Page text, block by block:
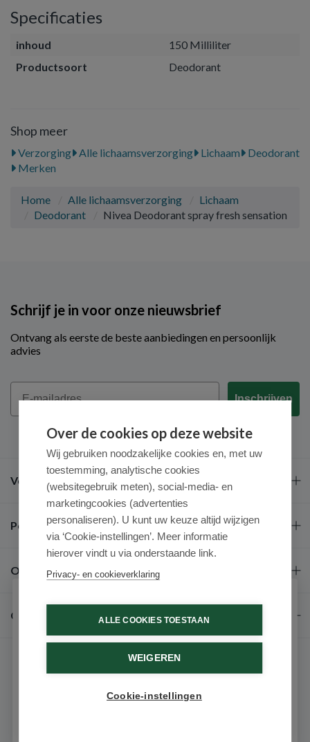
Specificaties
inhoud
150 Milliliter
Productsoort
Deodorant
Shop meer
Verzorging Alle lichaamsverzorging Lichaam
Deodorant
Merken
Home Alle lichaamsverzorging
Lichaam
Deodorant
Nivea Deodorant spray fresh sensation
Schrijf je in voor onze nieuwsbrief
Ontvang als eerste de beste aanbiedingen en persoonlijk
advies
Email
Inschrijven
Veel gestelde vragen
Populaire merken
Over ons
Contact
Over de cookies op deze website
Wij gebruiken noodzakelijke cookies en, met uw
toestemming, analytische cookies
(websitegebruik meten), social-media- en
marketingcookies (advertenties
personaliseren). U kunt uw keuze altijd wijzigen
via ‘Cookie-instellingen’. Meer informatie
hierover vindt u via onderstaande link.
Privacy- en cookieverklaring
ALLE COOKIES TOESTAAN
WEIGEREN
Cookie-instellingen
Schrijf je in voor onze nieuwsbrief
Ontvang als eerste de beste aanbiedingen en persoonlijk
advies